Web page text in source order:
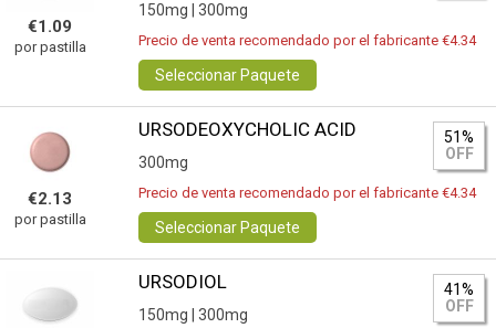
€1.09
por pastilla
150mg | 300mg
Precio de venta recomendado por el fabricante €4.34
Seleccionar Paquete
€2.13
por pastilla
URSODEOXYCHOLIC ACID
300mg
51%
OFF
Precio de venta recomendado por el fabricante €4.34
Seleccionar Paquete
URSODIOL
150mg | 300mg
41%
OFF